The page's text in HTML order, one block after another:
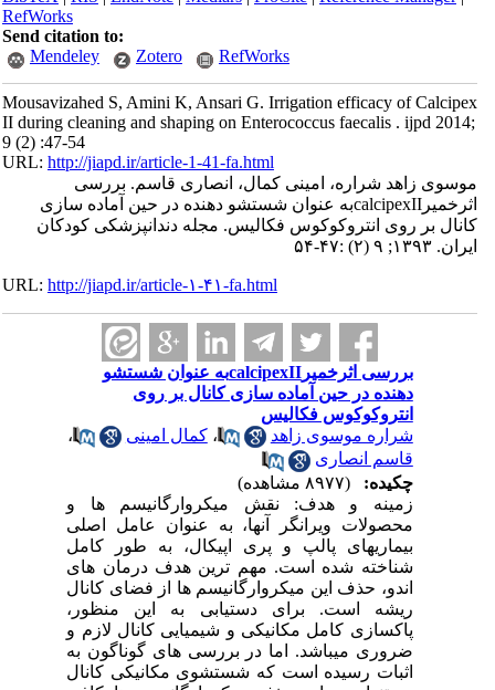
RefWorks
Send citation to:
Mendeley
Zotero RefWorks
Mousavizahed S, Amini K, Ansari G. Irrigation efficacy of Calcipex
II during cleaning and shaping on Enterococcus faecalis . ijpd 2014;
9 (2) :47-54
URL:http://jiapd.ir/article-1-41-fa.html
موسوی زاهد شراره، امینی کمال، انصاری قاسم. بررسی
اثرخمیرcalcipexIIبه عنوان شستشو دهنده در حین آماده سازی
کانال بر روی انتروکوکوس فکالیس. مجله دندانپزشکی کودکان
ایران. ۱۳۹۳; ۹ (۲) :۴۷-۵۴
URL:http://jiapd.ir/article-۱-۴۱-fa.html
بررسی اثرخمیرcalcipexIIبه عنوان شستشو
دهنده در حین آماده سازی کانال بر روی
انتروکوکوس فکالیس
شراره موسوی زاهد
،کمال امینی
،
قاسم انصاری
چکیده:
زمینه و هدف: نقش میکروارگانیسم ها و
محصولات ویرانگر آنها، به عنوان عامل اصلی
بیماریهای پالپ و پری اپیکال، به طور کامل
شناخته شده است. مهم ترین هدف درمان های
اندو، حذف این میکروارگانیسم ها از فضای کانال
ریشه است. برای دستیابی به این منظور،
پاکسازی کامل مکانیکی و شیمیایی کانال لازم و
ضروری میباشد. اما در بررسی های گوناگون به
اثبات رسیده است که شستشوی مکانیکی کانال